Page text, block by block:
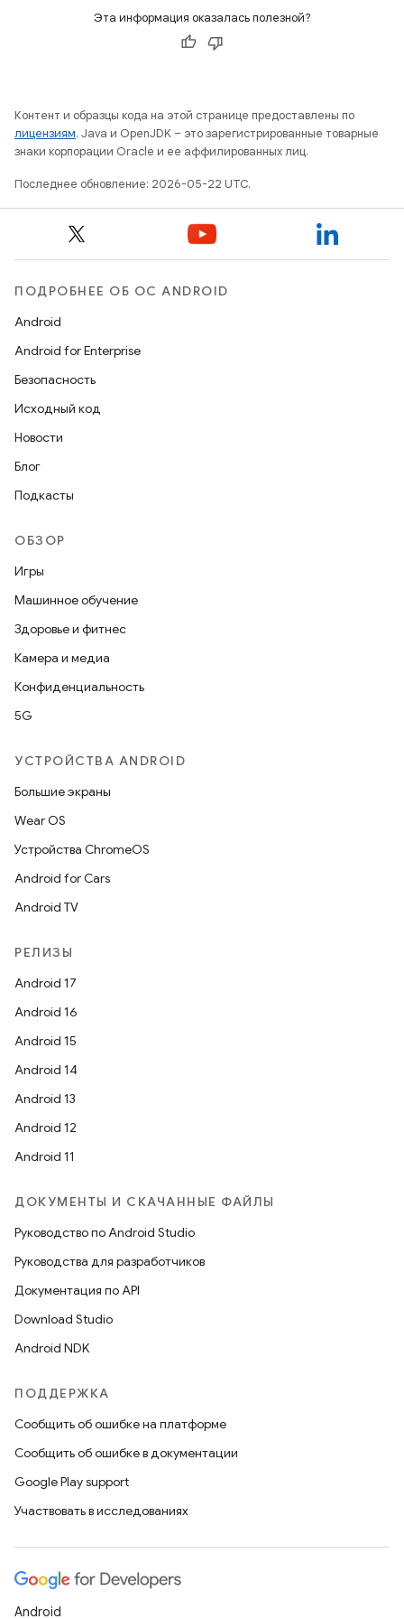
Эта информация оказалась полезной?
Контент и образцы кода на этой странице предоставлены по
лицензиям. Java и OpenJDK – это зарегистрированные товарные
знаки корпорации Oracle и ее аффилированных лиц.
Последнее обновление: 2026-05-22 UTC.
ПОДРОБНЕЕ ОБ ОС ANDROID
Android
Android for Enterprise
Безопасность
Исходный код
Новости
Блог
Подкасты
ОБЗОР
Игры
Машинное обучение
Здоровье и фитнес
Камера и медиа
Конфиденциальность
5G
УСТРОЙСТВА ANDROID
Большие экраны
Wear OS
Устройства ChromeOS
Android for Cars
Android TV
РЕЛИЗЫ
Android 17
Android 16
Android 15
Android 14
Android 13
Android 12
Android 11
ДОКУМЕНТЫ И СКАЧАННЫЕ ФАЙЛЫ
Руководство по Android Studio
Руководства для разработчиков
Документация по API
Download Studio
Android NDK
ПОДДЕРЖКА
Сообщить об ошибке на платформе
Сообщить об ошибке в документации
Google Play support
Участвовать в исследованиях
Android